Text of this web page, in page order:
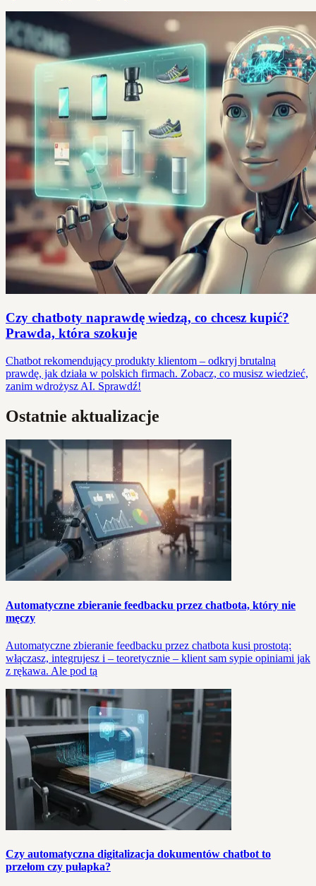
Czy chatboty naprawdę wiedzą, co chcesz kupić?
Prawda, która szokuje
Chatbot rekomendujący produkty klientom – odkryj brutalną
prawdę, jak działa w polskich firmach. Zobacz, co musisz wiedzieć,
zanim wdrożysz AI. Sprawdź!
Ostatnie aktualizacje
Automatyczne zbieranie feedbacku przez chatbota, który nie
męczy
Automatyczne zbieranie feedbacku przez chatbota kusi prostotą:
włączasz, integrujesz i – teoretycznie – klient sam sypie opiniami jak
z rękawa. Ale pod tą
Czy automatyczna digitalizacja dokumentów chatbot to
przełom czy pułapka?